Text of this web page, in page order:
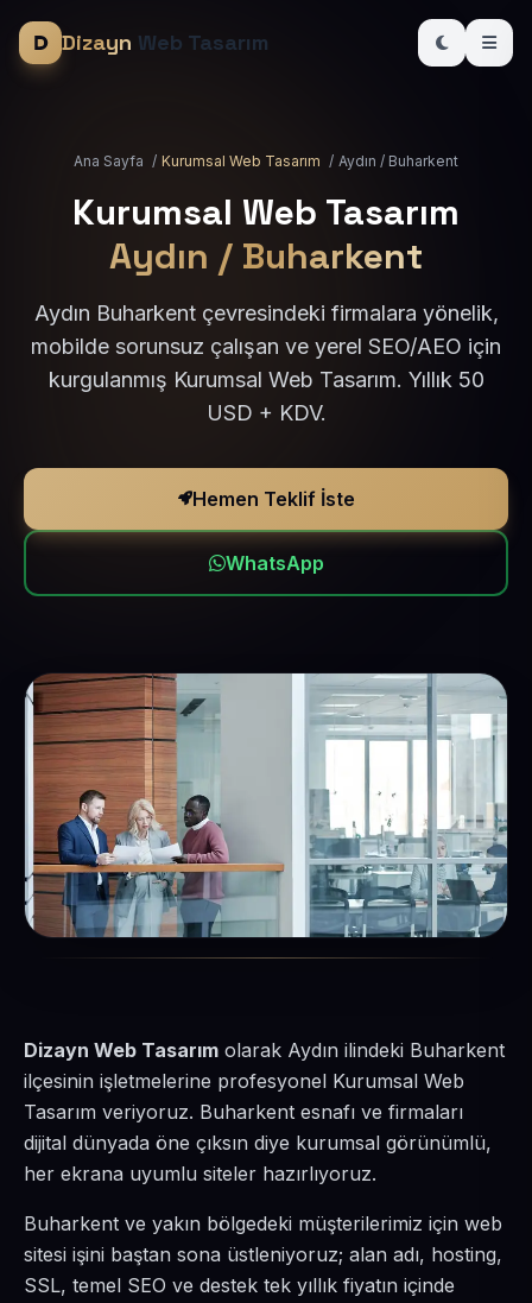
Dizayn Web Tasarım
Ana Sayfa / Kurumsal Web Tasarım / Aydın / Buharkent
Kurumsal Web Tasarım
Aydın / Buharkent
Aydın Buharkent çevresindeki firmalara yönelik,
mobilde sorunsuz çalışan ve yerel SEO/AEO için
kurgulanmış Kurumsal Web Tasarım. Yıllık 50
USD + KDV.
Hemen Teklif İste
WhatsApp
Dizayn Web Tasarım olarak Aydın ilindeki Buharkent
ilçesinin işletmelerine profesyonel Kurumsal Web
Tasarım veriyoruz. Buharkent esnafı ve firmaları
dijital dünyada öne çıksın diye kurumsal görünümlü,
her ekrana uyumlu siteler hazırlıyoruz.
Buharkent ve yakın bölgedeki müşterilerimiz için web
sitesi işini baştan sona üstleniyoruz; alan adı, hosting,
SSL, temel SEO ve destek tek yıllık fiyatın içinde